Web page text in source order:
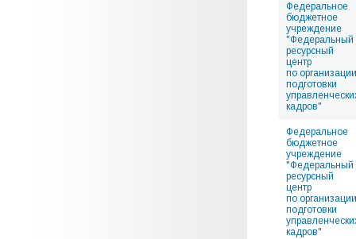
Федеральное
бюджетное
учреждение
"Федеральный
ресурсный
центр
по организации
подготовки
кадров"
Федеральное
бюджетное
учреждение
"Федеральный
ресурсный
центр
по организации
подготовки
кадров"